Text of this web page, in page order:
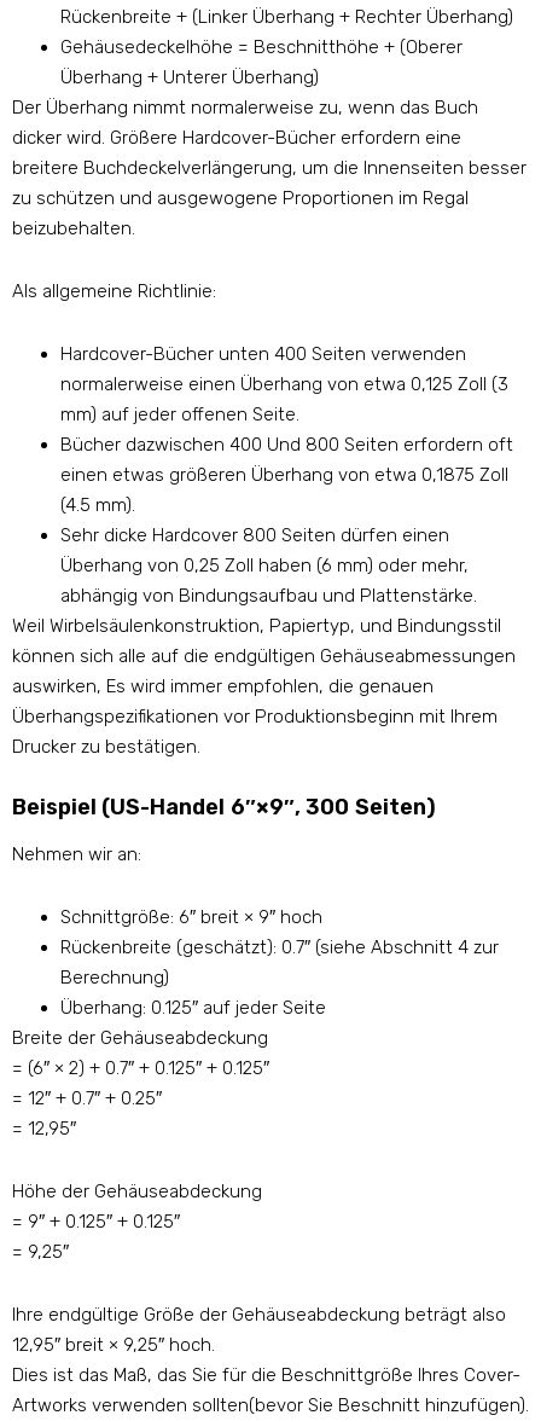
Rückenbreite + (Linker Überhang + Rechter Überhang)
Gehäusedeckelhöhe = Beschnitthöhe + (Oberer
Überhang + Unterer Überhang)
Der Überhang nimmt normalerweise zu, wenn das Buch
dicker wird. Größere Hardcover-Bücher erfordern eine
breitere Buchdeckelverlängerung, um die Innenseiten besser
zu schützen und ausgewogene Proportionen im Regal
beizubehalten.
Als allgemeine Richtlinie:
Hardcover-Bücher unten 400 Seiten verwenden
normalerweise einen Überhang von etwa 0,125 Zoll (3
mm) auf jeder offenen Seite.
Bücher dazwischen 400 Und 800 Seiten erfordern oft
einen etwas größeren Überhang von etwa 0,1875 Zoll
(4.5 mm).
Sehr dicke Hardcover 800 Seiten dürfen einen
Überhang von 0,25 Zoll haben (6 mm) oder mehr,
abhängig von Bindungsaufbau und Plattenstärke.
Weil Wirbelsäulenkonstruktion, Papiertyp, und Bindungsstil
können sich alle auf die endgültigen Gehäuseabmessungen
auswirken, Es wird immer empfohlen, die genauen
Überhangspezifikationen vor Produktionsbeginn mit Ihrem
Drucker zu bestätigen.
Beispiel (US-Handel 6″×9″, 300 Seiten)
Nehmen wir an:
Schnittgröße: 6″ breit × 9″ hoch
Rückenbreite (geschätzt): 0.7″ (siehe Abschnitt 4 zur
Berechnung)
Überhang: 0.125″ auf jeder Seite
Breite der Gehäuseabdeckung
= (6″ × 2) + 0.7″ + 0.125″ + 0.125″
= 12″ + 0.7″ + 0.25″
= 12,95″
Höhe der Gehäuseabdeckung
= 9″ + 0.125″ + 0.125″
= 9,25″
Ihre endgültige Größe der Gehäuseabdeckung beträgt also
12,95″ breit × 9,25″ hoch.
Dies ist das Maß, das Sie für die Beschnittgröße Ihres Cover-
Artworks verwenden sollten(bevor Sie Beschnitt hinzufügen).